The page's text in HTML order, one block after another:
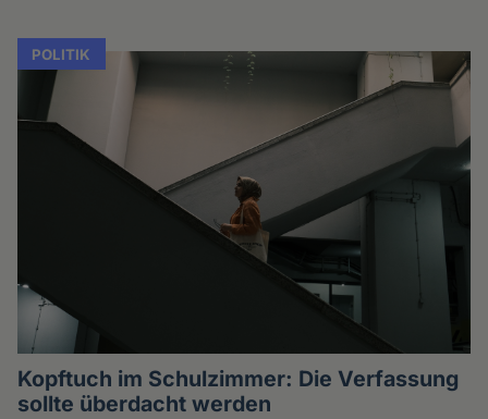
POLITIK
Kopftuch im Schulzimmer: Die Verfassung
sollte überdacht werden